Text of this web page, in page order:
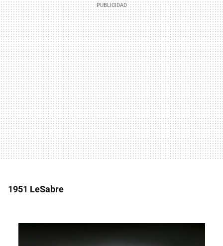
1951 LeSabre